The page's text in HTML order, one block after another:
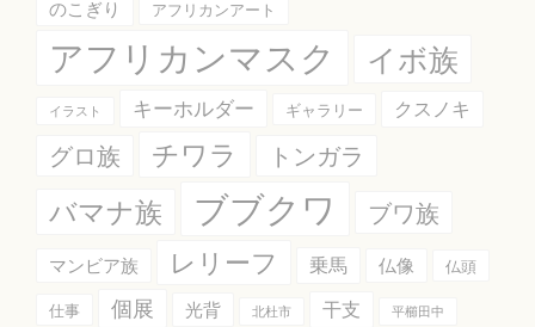
のこぎり アフリカンアート
アフリカンマスク イボ族
イラスト キーホルダー ギャラリー クスノキ
グロ族 チワラ トンガラ
バマナ族 ブブクワ ブワ族
マンビア族 レリーフ 乗馬 仏像 仏頭
仕事 個展 光背 北杜市 干支 平櫛田中